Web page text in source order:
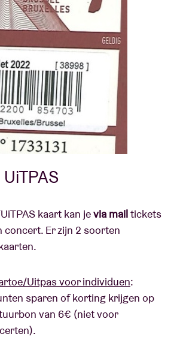
kaart kan jevia mailtickets
concert. Er zijn 2 soorten
Uitpas voor individuen:
sparen of korting krijgen op
van 6€ (niet voor